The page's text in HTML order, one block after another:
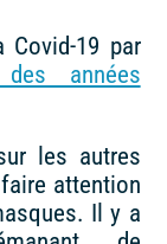
Covid-19 par
années
les autres
attention
Il y a